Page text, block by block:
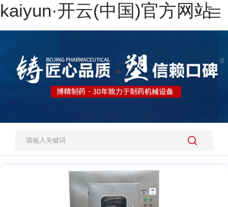
kaiyun·开云(中国)官方网站
网站kaiyun·开云(中国)官方网站
施工案例
人才招聘
kaiyun·开云(中国)官方网站-kaiyun.com